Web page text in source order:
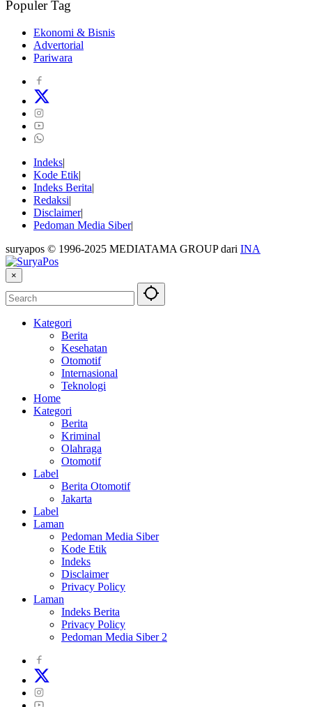
Populer Tag
Ekonomi & Bisnis
Advertorial
Pariwara
Indeks
Kode Etik
Indeks Berita
Redaksi
Disclaimer
Pedoman Media Siber
suryapos © 1996-2025 MEDIATAMA GROUP dari INA
×
Kategori
Berita
Kesehatan
Otomotif
Internasional
Teknologi
Home
Kategori
Berita
Kriminal
Olahraga
Otomotif
Label
Berita Otomotif
Jakarta
Label
Laman
Pedoman Media Siber
Kode Etik
Indeks
Disclaimer
Privacy Policy
Laman
Indeks Berita
Privacy Policy
Pedoman Media Siber 2